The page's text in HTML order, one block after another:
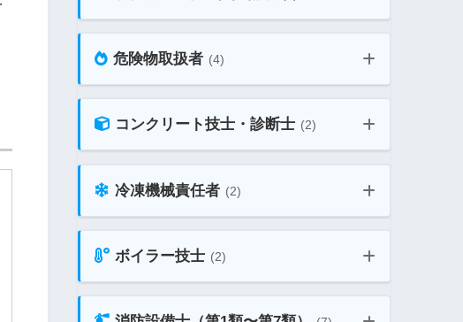
第二種電気工事士 学科 教材ガイド
給水装置工事主任技術者 教材ガイド
危険物取扱者 (4)
甲種 危険物取扱者 教材ガイド
乙4類 危険物取扱者 教材ガイド
コンクリート技士・診断士 (2)
コンクリート技士・主任技士 教材ガ
コンクリート診断士 教材ガイド
冷凍機械責任者 (2)
第3種冷凍機械責任者 教材ガイド
ボイラー技士 (2)